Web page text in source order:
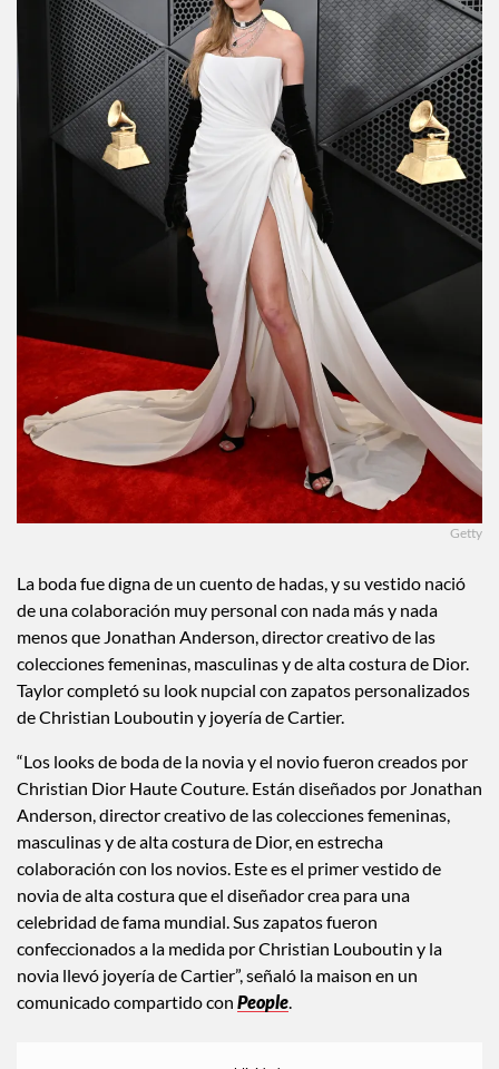
Getty
La boda fue digna de un cuento de hadas, y su vestido nació
de una colaboración muy personal con nada más y nada
menos que Jonathan Anderson, director creativo de las
colecciones femeninas, masculinas y de alta costura de Dior.
Taylor completó su look nupcial con zapatos personalizados
de Christian Louboutin y joyería de Cartier.
“Los looks de boda de la novia y el novio fueron creados por
Christian Dior Haute Couture. Están diseñados por Jonathan
Anderson, director creativo de las colecciones femeninas,
masculinas y de alta costura de Dior, en estrecha
colaboración con los novios. Este es el primer vestido de
novia de alta costura que el diseñador crea para una
celebridad de fama mundial. Sus zapatos fueron
confeccionados a la medida por Christian Louboutin y la
novia llevó joyería de Cartier”, señaló la maison en un
comunicado compartido con People.